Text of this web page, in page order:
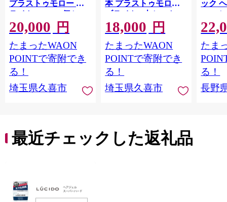
プラストゥモロー ブ
ライト 400ml 4個セッ
ト | 美容 ヘアケア つ
めかえ 詰め替え ブリ
ーチ 口コミ 香り リピ
ート ランキング ロン
グ ストレート サラサ
ラ 洗い上がり パサつ
き カラー 髪 保湿 ダメ
デイ
20,000 円
たまったWAON
POINTで寄附でき
る！
埼玉県久喜市
本 プラストゥモロー
ブライト 3本セット |
美容 ヘアケア つめか
え 詰め替え ブリーチ
口コミ 香り リピート
ランキング ロング ス
トレート サラサラ 洗
い上がり パサつき カ
ラー 髪 保湿 ダメージ
ファイントゥデイ
18,000 円
たまったWAON
POINTで寄附でき
る！
埼玉県久喜市
ック
コーム
つや
市
たま
る！
長野
最近チェックした返礼品